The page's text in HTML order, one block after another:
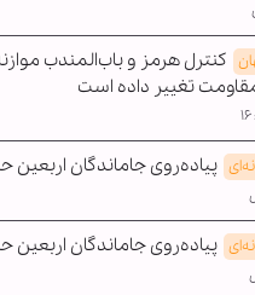
کنترل هرمز و باب‌المندب
تغییر داده است
پیاده‌روی جاماندگان اربعین
پیاده‌روی جاماندگان اربعین